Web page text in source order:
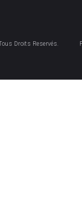
Droits Reservés.